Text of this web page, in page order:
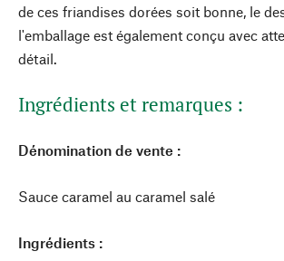
de ces friandises dorées soit bonne, le
l'emballage est également conçu avec
détail.
Ingrédients et remarques :
Dénomination de vente :
Sauce caramel au caramel salé
Ingrédients :